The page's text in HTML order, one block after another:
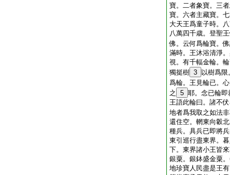
寶。二者象寶。三
寶。六者主藏寶。
大天王爲童子時。
八萬四千歳。登聖
佛。云何爲輪寶。
滿時。王沐浴清淨
視。有千輻金輪。
獨挺樹 3
以樹爲
爲輪。王見輪已。
之
5 耶。念已輪即
王語此輪曰。諸不
地者爲我取之如法
還住空。輞東向轂
種兵。具兵已即將
東引巡行盡東界。
下。東界諸小王皆
銀粟。銀鉢盛金粟
地珍寶人民盡是王